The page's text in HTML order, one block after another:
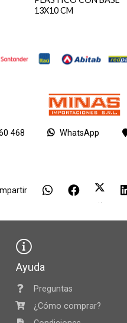
13X10 CM
468 WhatsApp
Ayuda
Preguntas
¿Cómo comprar?